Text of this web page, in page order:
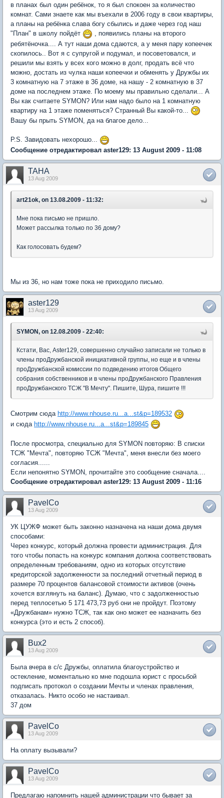
в планах был один ребёнок, то я был спокоен за количество
комнат. Сами знаете как мы въехали в 2006 году в свои квартиры,
а планы на ребёнка слава богу сбылись и даже через год наш
"План" в школу пойдёт
, появились планы на второго
ребятёночка.... А тут наши дома сдаются, а у меня пару копеечек
скопилось.. Вот я с супругой и подумал, и посоветовался, и
решили мы взять у всех кого можно в долг, продать всё что
можно, достать из чулка наши копеечки и обменять у Дружбы их
3 комнатную на 7 этаже в 36 доме, на нашу - 2 комнатную в 37
доме на последнем этаже. По моему мы правильно сделали... А
Вы как считаете SYMON? Или нам надо было на 1 комнатную
квартиру на 1 этаже поменяться? Странный Вы какой-то...
Вашу бы прыть SYMON, да на благое дело...
P.S. Завидовать нехорошо...
Сообщение отредактировал aster129: 13 August 2009 - 11:08
TAHA
13 Aug 2009
art21ok, on 13.08.2009 - 11:32:
Мне пока письмо не пришло.
Может рассылка только по 36 дому?
Как голосовать будем?
Мы из 36, но нам тоже пока не приходило письмо.
aster129
13 Aug 2009
SYMON, on 12.08.2009 - 22:40:
Кстати, Вас, Aster129, совершенно случайно записали не только в
члены проДружбанской инициативной группы, но еще и в члены
проДружбанской комиссии по подведению итогов Общего
собрания собственников и в члены проДружбанского Правления
проДружбанского ТСЖ "В Мечту". Пишите, Шура, пишите !!!
Смотрим сюда http://www.nhouse.ru...a...st&p=189532
и сюда http://www.nhouse.ru...a...st&p=189845
После просмотра, специально для SYMON повторяю: В списки
ТСЖ "Мечта", повторяю ТСЖ "Мечта", меня внесли без моего
согласия......
Если непонятно SYMON, прочитайте это сообщение сначала....
Сообщение отредактировал aster129: 13 August 2009 - 11:16
PavelCo
13 Aug 2009
УК ЦУЖФ может быть законно назначена на наши дома двумя
способами:
Через конкурс, который должна провести администрация. Для
того чтобы попасть на конкурс компания должна соответствовать
определенным требованиям, одно из которых отсутствие
кредиторской задолженности за последний отчетный период в
размере 70 процентов балансовой стоимости активов (очень
хочется взглянуть на баланс). Думаю, что с задолженностью
перед теплосетью 5 171 473,73 руб они не пройдут. Поэтому
«Дружбанам» нужно ТСЖ, так как оно может ее назначить без
конкурса (это и есть 2 способ).
Bux2
13 Aug 2009
Была вчера в с/с Дружбы, оплатила благоустройство и
остекление, моментально ко мне подошла юрист с просьбой
подписать протокол о создании Мечты и членах правления,
отказалась. Никто особо не настаивал.
37 дом
PavelCo
13 Aug 2009
На оплату вызывали?
PavelCo
13 Aug 2009
Предлагаю напомнить нашей администрации что бывает за